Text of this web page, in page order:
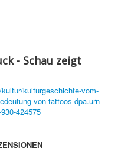
- Schau zeigt
kulturgeschichte-vom-
von-tattoos-dpa.urn-
424575